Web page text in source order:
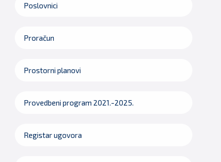
Poslovnici
Proračun
Prostorni planovi
Provedbeni program 2021.-2025.
Registar ugovora